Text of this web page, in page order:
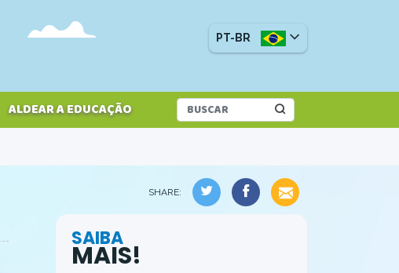
PT-BR
ALDEAR A EDUCAÇÃO
SHARE:
SAIBA
MAIS!